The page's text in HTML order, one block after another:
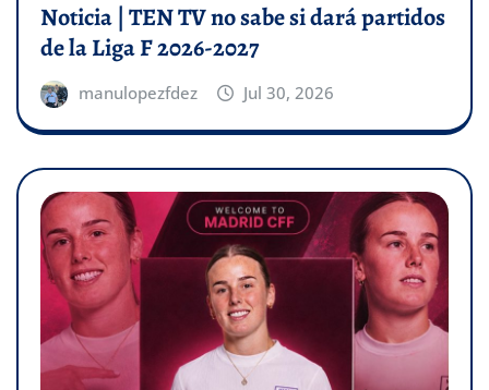
Noticia | TEN TV no sabe si dará partidos
de la Liga F 2026-2027
manulopezfdez Jul 30, 2026